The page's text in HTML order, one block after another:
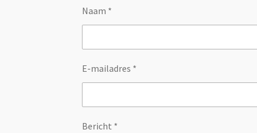
Naam *
E-mailadres *
Bericht *